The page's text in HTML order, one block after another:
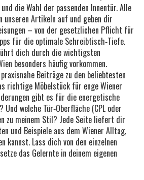
die Wahl der passenden Innentür. Alle
unseren Artikeln auf und geben dir
– von der gesetzlichen Pflicht für
für die optimale Schreibtisch‑Tiefe.
dich durch die wichtigsten
besonders häufig vorkommen.
Beiträge zu den beliebtesten
richtige Möbelstück für enge Wiener
gibt es für die energetische
Und welche Tür‑Oberfläche (CPL oder
zu meinem Stil? Jede Seite liefert dir
und Beispiele aus dem Wiener Alltag,
kannst. Lass dich von den einzelnen
das Gelernte in deinem eigenen